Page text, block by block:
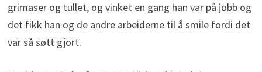
grimaser og tullet, og vinket en gang han var på jobb og
det fikk han og de andre arbeiderne til å smile fordi det
var så søtt gjort.